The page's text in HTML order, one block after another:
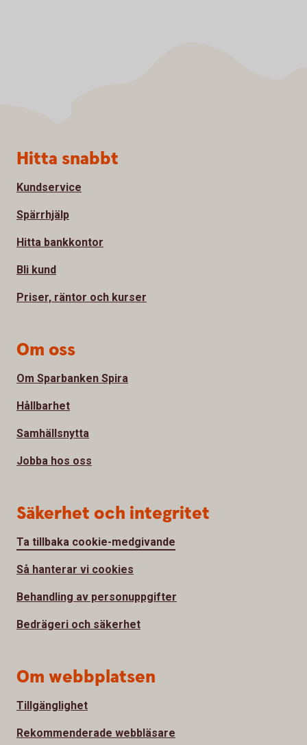
Sidfot
Hitta snabbt
Kundservice
Spärrhjälp
Hitta bankkontor
Bli kund
Priser, räntor och kurser
Om oss
Om Sparbanken Spira
Hållbarhet
Samhällsnytta
Jobba hos oss
Säkerhet och integritet
Ta tillbaka cookie-medgivande
Så hanterar vi cookies
Behandling av personuppgifter
Bedrägeri och säkerhet
Om webbplatsen
Tillgänglighet
Rekommenderade webbläsare